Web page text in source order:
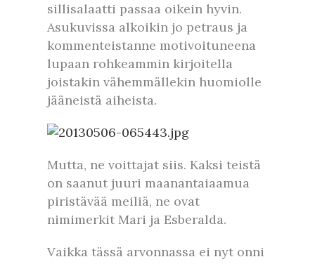
sillisalaatti passaa oikein hyvin.
Asukuvissa alkoikin jo petraus ja
kommenteistanne motivoituneena
lupaan rohkeammin kirjoitella
joistakin vähemmällekin huomiolle
jääneistä aiheista.
Mutta, ne voittajat siis. Kaksi teistä
on saanut juuri maanantaiaamua
piristävää meiliä, ne ovat
nimimerkit Mari ja Esberalda.
Vaikka tässä arvonnassa ei nyt onni